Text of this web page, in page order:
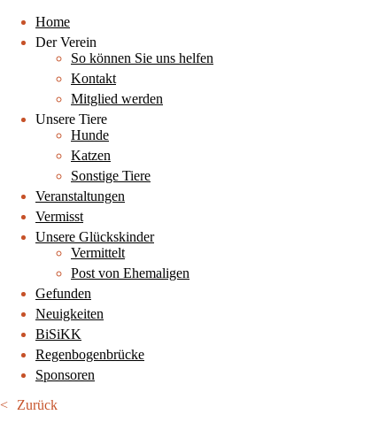
Home
Der Verein
So können Sie uns helfen
Kontakt
Mitglied werden
Unsere Tiere
Hunde
Katzen
Sonstige Tiere
Veranstaltungen
Vermisst
Unsere Glückskinder
Vermittelt
Post von Ehemaligen
Gefunden
Neuigkeiten
BiSiKK
Regenbogenbrücke
Sponsoren
Zurück